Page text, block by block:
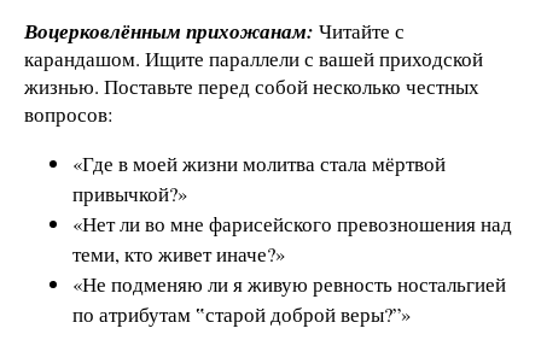
Воцерковлённым прихожанам: Читайте с
карандашом. Ищите параллели с вашей приходской
жизнью. Поставьте перед собой несколько честных
вопросов:
«Где в моей жизни молитва стала мёртвой
привычкой?»
«Нет ли во мне фарисейского превозношения над
теми, кто живет иначе?»
«Не подменяю ли я живую ревность ностальгией
по атрибутам ‟старой доброй веры?”»